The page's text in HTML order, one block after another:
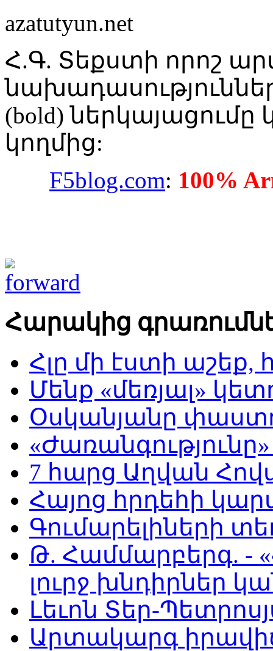
azatutyun.net
Հ.Գ. Տեքստի որոշ
(bold)
կողմից:
F5blog.com: 100%
Հարակից
Հլը մի էստի աշեք,
Մենք «մեռյալ»
Օսկանյանը
7 հարց Աղվան
Հայոց հրդեհի
Գումարելիների
Թ. Համմարբերգ. -
լուրջ խնդիրներ
Լեւոն Տեր-
Արտակարգ